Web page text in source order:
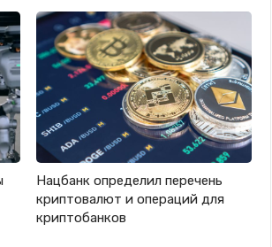
Нацбанк определил перечень
криптовалют и операций для
криптобанков